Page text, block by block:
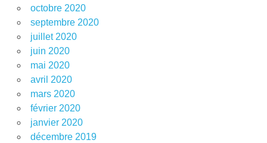
octobre 2020
septembre 2020
juillet 2020
juin 2020
mai 2020
avril 2020
mars 2020
février 2020
janvier 2020
décembre 2019